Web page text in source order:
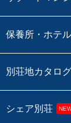
保養所・ホテ
別荘地カタログ
シェア別荘